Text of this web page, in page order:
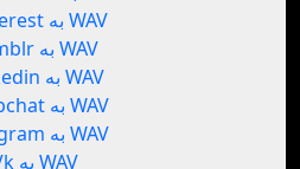
Pinterest به WAV
Tumblr به WAV
Linkedin به WAV
Snapchat به WAV
Telegram به WAV
Vk به WAV